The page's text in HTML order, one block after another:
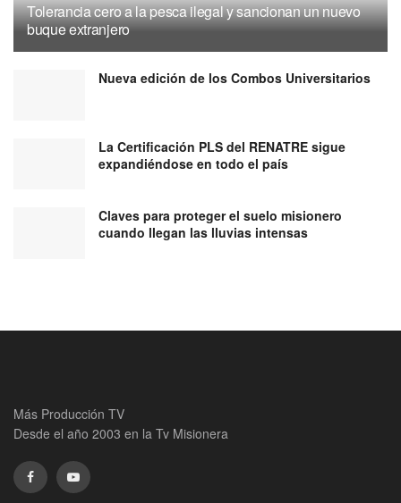
Tolerancia cero a la pesca ilegal y sancionan un nuevo
buque extranjero
Nueva edición de los Combos Universitarios
La Certificación PLS del RENATRE sigue
expandiéndose en todo el país
Claves para proteger el suelo misionero
cuando llegan las lluvias intensas
Más Producción TV
Desde el año 2003 en la Tv Misionera